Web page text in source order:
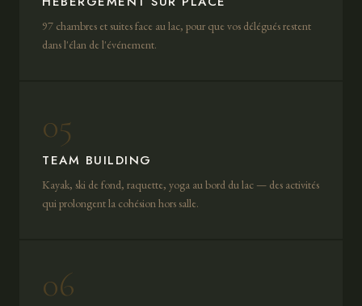
97 chambres et suites face au lac, pour que vos délégués restent
dans l'élan de l'événement.
05
TEAM BUILDING
Kayak, ski de fond, raquette, yoga au bord du lac — des activités
qui prolongent la cohésion hors salle.
06